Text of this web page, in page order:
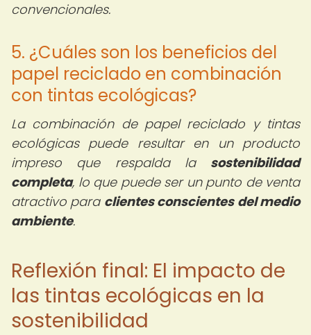
convencionales.
5. ¿Cuáles son los beneficios del
papel reciclado en combinación
con tintas ecológicas?
La combinación de papel reciclado y tintas
ecológicas puede resultar en un producto
impreso que respalda la sostenibilidad
completa, lo que puede ser un punto de venta
atractivo para clientes conscientes del medio
ambiente.
Reflexión final: El impacto de
las tintas ecológicas en la
sostenibilidad